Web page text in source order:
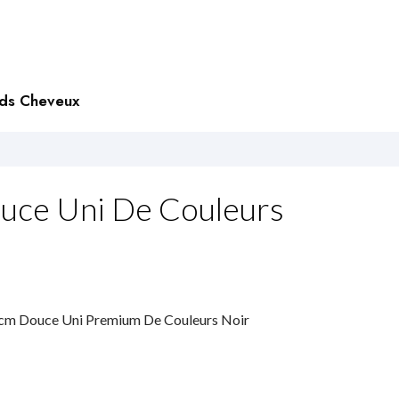
Cheveux
Uni De Couleurs
Douce Uni Premium De Couleurs Noir